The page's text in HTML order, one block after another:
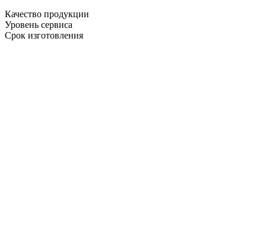
Качество продукции
Уровень сервиса
Срок изготовления